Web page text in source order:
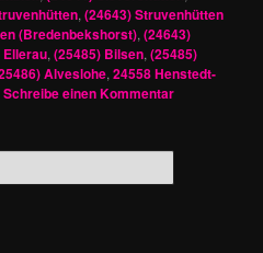
,(24643) Struvenhütten
(Bredenbekshorst),(24643)
Ellerau,(25485) Bilsen,(25485)
Alveslohe,24558 Henstedt-
Schreibe einen Kommentar